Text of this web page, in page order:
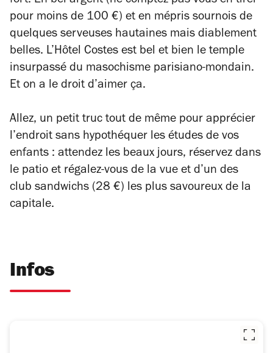
pour moins de 100 €) et en mépris sournois de
quelques serveuses hautaines mais diablement
belles. L’Hôtel Costes est bel et bien le temple
insurpassé du masochisme parisiano-mondain.
Et on a le droit d’aimer ça.
Allez, un petit truc tout de même pour apprécier
l’endroit sans hypothéquer les études de vos
enfants : attendez les beaux jours, réservez dans
le patio et régalez-vous de la vue et d’un des
club sandwichs (28 €) les plus savoureux de la
capitale.
Infos